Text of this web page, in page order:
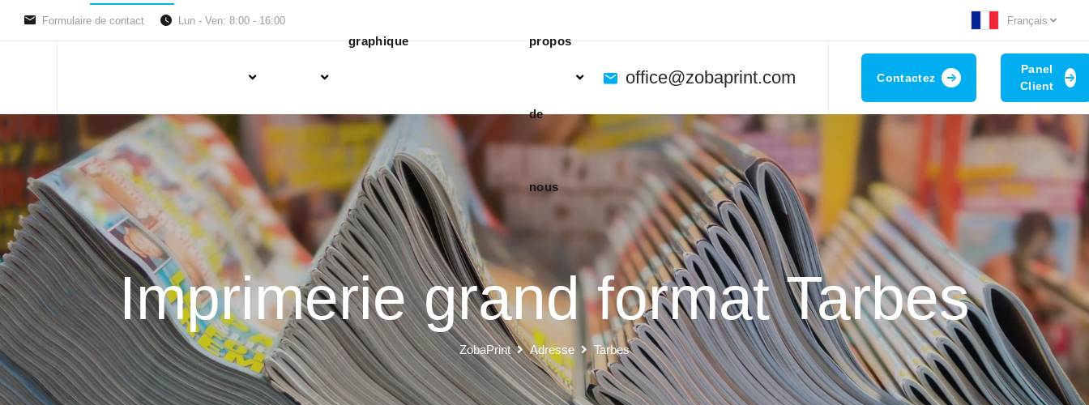
Formulaire de contact Lun - Ven: 8:00 - 16:00 Français
graphique propos
de
nous
office@zobaprint.com Contactez
Panel
Client
Imprimerie grand format Tarbes
ZobaPrint Adresse Tarbes